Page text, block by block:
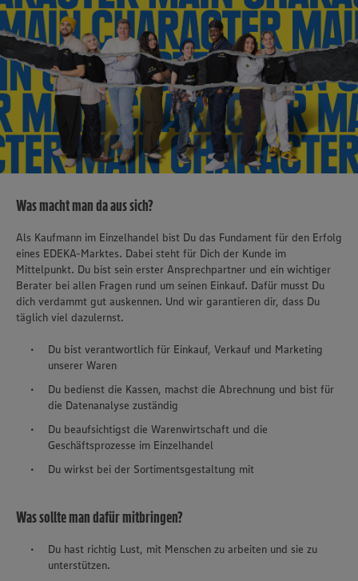
Was macht man da aus sich?
Als Kaufmann im Einzelhandel bist Du das Fundament für den Erfolg
eines EDEKA-Marktes. Dabei steht für Dich der Kunde im
Mittelpunkt. Du bist sein erster Ansprechpartner und ein wichtiger
Berater bei allen Fragen rund um seinen Einkauf. Dafür musst Du
dich verdammt gut auskennen. Und wir garantieren dir, dass Du
täglich viel dazulernst.
Du bist verantwortlich für Einkauf, Verkauf und Marketing
unserer Waren
Du bedienst die Kassen, machst die Abrechnung und bist für
die Datenanalyse zuständig
Du beaufsichtigst die Warenwirtschaft und die
Geschäftsprozesse im Einzelhandel
Du wirkst bei der Sortimentsgestaltung mit
Was sollte man dafür mitbringen?
Du hast richtig Lust, mit Menschen zu arbeiten und sie zu
unterstützen.